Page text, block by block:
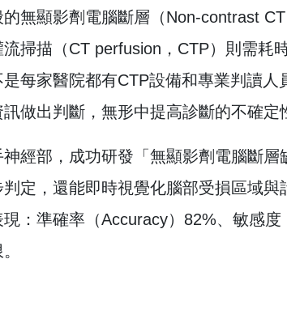
無顯影劑電腦斷層（Non-contrast
掃描（CT perfusion，CTP）則需耗
每家醫院都有CTP設備和專業判讀
做出判斷，無形中提高診斷的不確定
經部，成功研發「無顯影劑電腦斷
定，還能即時視覺化腦部受損區域
：準確率（Accuracy）82%、敏感